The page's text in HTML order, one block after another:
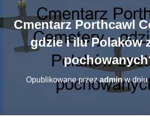
Cmentarz Porthcawl
gdzie i ilu Polaków
Opublikowane przezadminw dniu